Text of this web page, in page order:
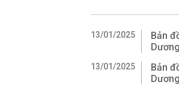
13/01/2025
Bản
13/01/2025
Bản